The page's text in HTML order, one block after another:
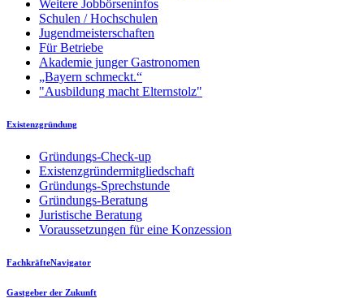
Weitere Jobbörseninfos
Schulen / Hochschulen
Jugendmeisterschaften
Für Betriebe
Akademie junger Gastronomen
„Bayern schmeckt.“
"Ausbildung macht Elternstolz"
Existenzgründung
Gründungs-Check-up
Existenzgründermitgliedschaft
Gründungs-Sprechstunde
Gründungs-Beratung
Juristische Beratung
Voraussetzungen für eine Konzession
FachkräfteNavigator
Gastgeber der Zukunft